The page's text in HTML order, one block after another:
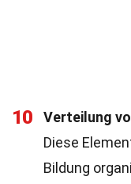
10 Verteilung
Diese
Bildung